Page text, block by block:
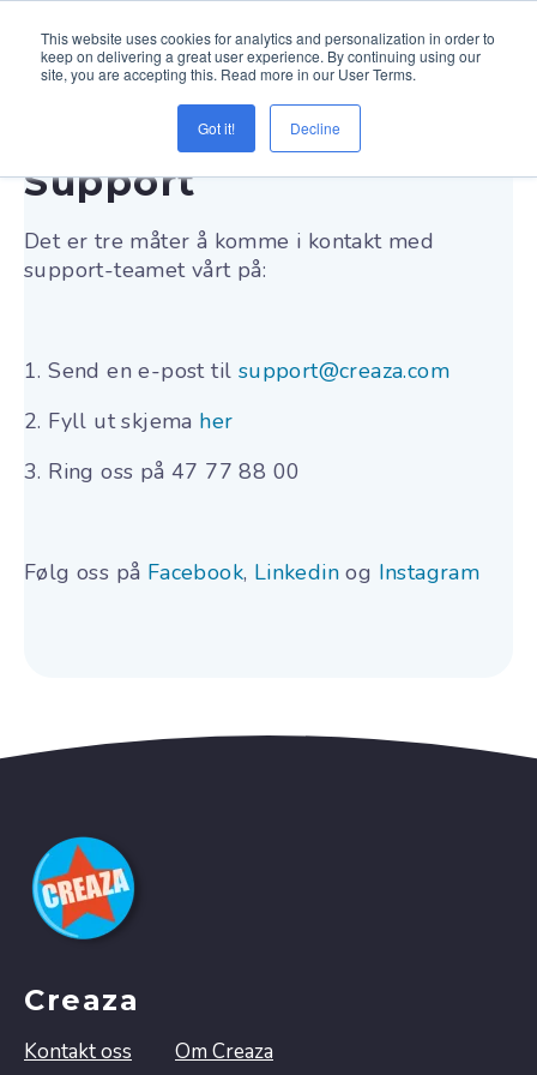
This website uses cookies for analytics and personalization in order to
keep on delivering a great user experience. By continuing using our
site, you are accepting this. Read more in our User Terms.
Got it! Decline
Support
Det er tre måter å komme i kontakt med
support-teamet vårt på:
1. Send en e-post til support@creaza.com
2. Fyll ut skjema her
3. Ring oss på 47 77 88 00
Følg oss på Facebook, Linkedin og Instagram
Creaza
Kontakt oss Om Creaza